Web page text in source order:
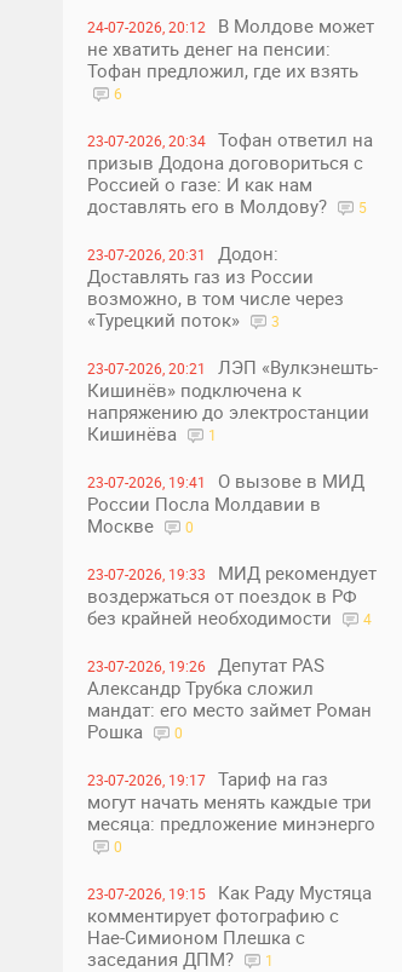
24-07-2026, 20:12
В Молдове может
не хватить денег на пенсии:
Тофан предложил, где их взять
6
23-07-2026, 20:34
Тофан ответил на
призыв Додона договориться с
Россией о газе: И как нам
доставлять его в Молдову?
5
23-07-2026, 20:31
Додон:
Доставлять газ из России
возможно, в том числе через
«Турецкий поток»
3
23-07-2026, 20:21
ЛЭП «Вулкэнешть-
Кишинёв» подключена к
напряжению до электростанции
Кишинёва
1
23-07-2026, 19:41
О вызове в МИД
России Посла Молдавии в
Москве
0
23-07-2026, 19:33
МИД рекомендует
воздержаться от поездок в РФ
без крайней необходимости
4
23-07-2026, 19:26
Депутат PAS
Александр Трубка сложил
мандат: его место займет Роман
Рошка
0
23-07-2026, 19:17
Тариф на газ
могут начать менять каждые три
месяца: предложение минэнерго
0
23-07-2026, 19:15
Как Раду Мустяца
комментирует фотографию с
Нае-Симионом Плешка с
заседания ДПМ?
1